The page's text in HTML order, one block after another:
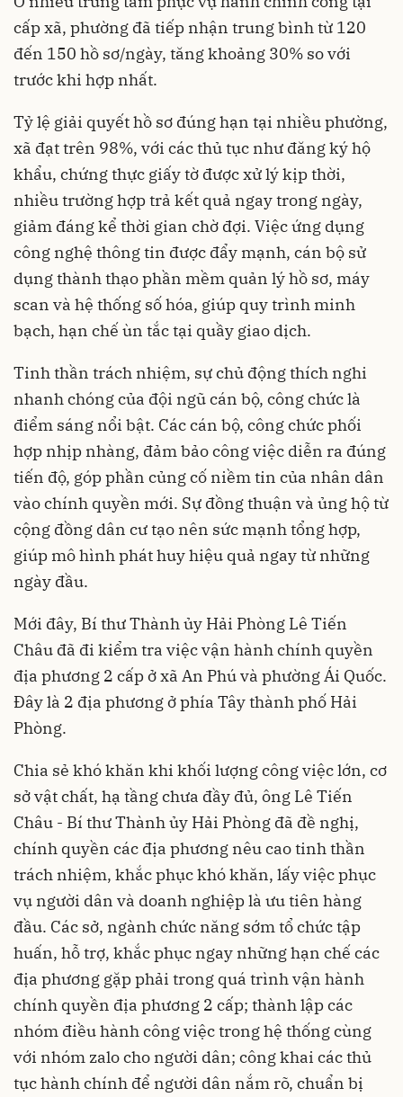
cấp xã, phường đã tiếp nhận trung bình từ 120
đến 150 hồ sơ/ngày, tăng khoảng 30% so với
trước khi hợp nhất.
Tỷ lệ giải quyết hồ sơ đúng hạn tại nhiều phường,
xã đạt trên 98%, với các thủ tục như đăng ký hộ
khẩu, chứng thực giấy tờ được xử lý kịp thời,
nhiều trường hợp trả kết quả ngay trong ngày,
giảm đáng kể thời gian chờ đợi. Việc ứng dụng
công nghệ thông tin được đẩy mạnh, cán bộ sử
dụng thành thạo phần mềm quản lý hồ sơ, máy
scan và hệ thống số hóa, giúp quy trình minh
bạch, hạn chế ùn tắc tại quầy giao dịch.
Tinh thần trách nhiệm, sự chủ động thích nghi
nhanh chóng của đội ngũ cán bộ, công chức là
điểm sáng nổi bật. Các cán bộ, công chức phối
hợp nhịp nhàng, đảm bảo công việc diễn ra đúng
tiến độ, góp phần củng cố niềm tin của nhân dân
vào chính quyền mới. Sự đồng thuận và ủng hộ từ
cộng đồng dân cư tạo nên sức mạnh tổng hợp,
giúp mô hình phát huy hiệu quả ngay từ những
ngày đầu.
Mới đây, Bí thư Thành ủy Hải Phòng Lê Tiến
Châu đã đi kiểm tra việc vận hành chính quyền
địa phương 2 cấp ở xã An Phú và phường Ái Quốc.
Đây là 2 địa phương ở phía Tây thành phố Hải
Phòng.
Chia sẻ khó khăn khi khối lượng công việc lớn, cơ
sở vật chất, hạ tầng chưa đầy đủ, ông Lê Tiến
Châu - Bí thư Thành ủy Hải Phòng đã đề nghị,
chính quyền các địa phương nêu cao tinh thần
trách nhiệm, khắc phục khó khăn, lấy việc phục
vụ người dân và doanh nghiệp là ưu tiên hàng
đầu. Các sở, ngành chức năng sớm tổ chức tập
huấn, hỗ trợ, khắc phục ngay những hạn chế các
địa phương gặp phải trong quá trình vận hành
chính quyền địa phương 2 cấp; thành lập các
nhóm điều hành công việc trong hệ thống cùng
với nhóm zalo cho người dân; công khai các thủ
tục hành chính để người dân nắm rõ, chuẩn bị